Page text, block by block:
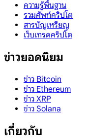
ความรู้พื้นฐาน
รวมศัพท์คริปโต
สารบัญเหรียญ
เว็บเทรดคริปโต
ข่าวยอดนิยม
ข่าว Bitcoin
ข่าว Ethereum
ข่าว XRP
ข่าว Solana
เกี่ยวกับ